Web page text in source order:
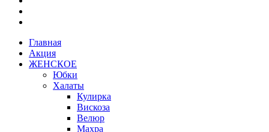
Главная
Акция
ЖЕНСКОЕ
Юбки
Халаты
Кулирка
Вискоза
Велюр
Махра